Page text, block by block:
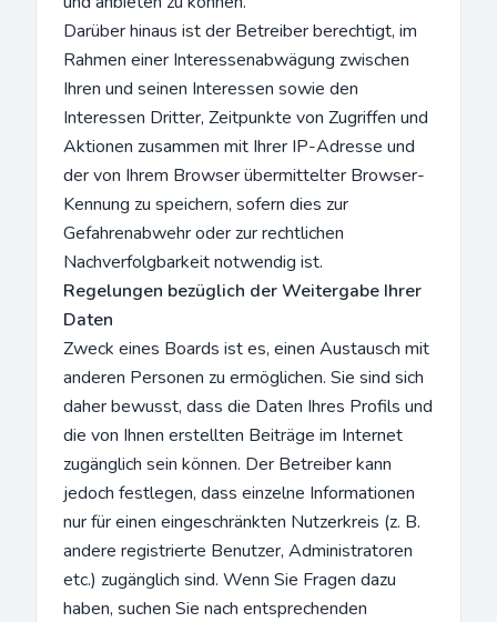
Darüber hinaus ist der Betreiber berechtigt, im
Rahmen einer Interessenabwägung zwischen
Ihren und seinen Interessen sowie den
Interessen Dritter, Zeitpunkte von Zugriffen und
Aktionen zusammen mit Ihrer IP-Adresse und
der von Ihrem Browser übermittelter Browser-
Kennung zu speichern, sofern dies zur
Gefahrenabwehr oder zur rechtlichen
Nachverfolgbarkeit notwendig ist.
Regelungen bezüglich der Weitergabe Ihrer
Daten
Zweck eines Boards ist es, einen Austausch mit
anderen Personen zu ermöglichen. Sie sind sich
daher bewusst, dass die Daten Ihres Profils und
die von Ihnen erstellten Beiträge im Internet
zugänglich sein können. Der Betreiber kann
jedoch festlegen, dass einzelne Informationen
nur für einen eingeschränkten Nutzerkreis (z. B.
andere registrierte Benutzer, Administratoren
etc.) zugänglich sind. Wenn Sie Fragen dazu
haben, suchen Sie nach entsprechenden